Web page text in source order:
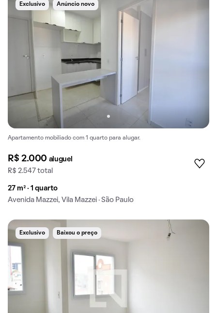
Exclusivo Anúncio novo
Apartamento mobiliado com 1 quarto para alugar.
R$ 2.000 aluguel
R$ 2.547 total
27 m² · 1 quarto
Avenida Mazzei, Vila Mazzei · São Paulo
Exclusivo Baixou o preço